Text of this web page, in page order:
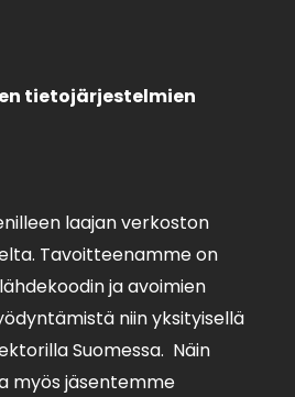
tietojärjestelmien
laajan verkoston
Tavoitteenamme on
ja avoimien
niin yksityisellä
Suomessa. Näin
myös jäsentemme